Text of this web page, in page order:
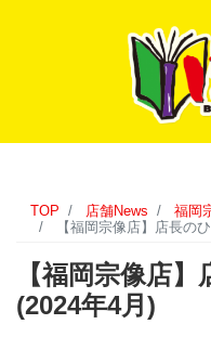
TOP 店舗News
福岡
【福岡宗像店】店長の
【福岡宗像店
(2024年4月)